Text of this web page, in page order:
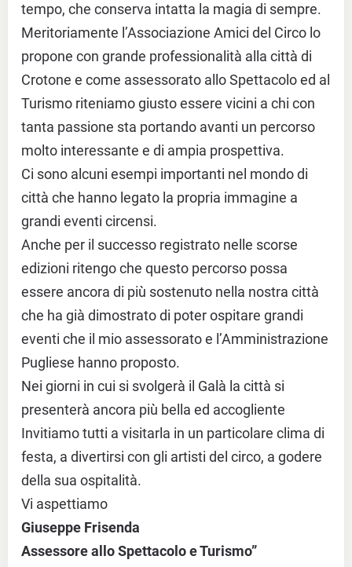
tempo, che conserva intatta la magia di sempre.
Meritoriamente l’Associazione Amici del Circo lo
propone con grande professionalità alla città di
Crotone e come assessorato allo Spettacolo ed al
Turismo riteniamo giusto essere vicini a chi con
tanta passione sta portando avanti un percorso
molto interessante e di ampia prospettiva.
Ci sono alcuni esempi importanti nel mondo di
città che hanno legato la propria immagine a
grandi eventi circensi.
Anche per il successo registrato nelle scorse
edizioni ritengo che questo percorso possa
essere ancora di più sostenuto nella nostra città
che ha già dimostrato di poter ospitare grandi
eventi che il mio assessorato e l’Amministrazione
Pugliese hanno proposto.
Nei giorni in cui si svolgerà il Galà la città si
presenterà ancora più bella ed accogliente
Invitiamo tutti a visitarla in un particolare clima di
festa, a divertirsi con gli artisti del circo, a godere
della sua ospitalità.
Vi aspettiamo
Giuseppe Frisenda
Assessore allo Spettacolo e Turismo”